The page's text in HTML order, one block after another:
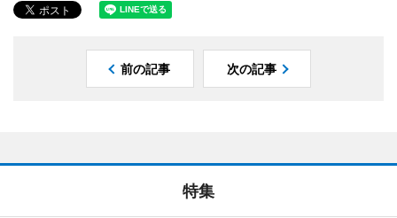
前の記事 次の記事
特集